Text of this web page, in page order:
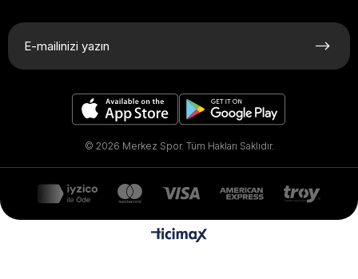
© 2026 Merkez Spor. Tüm Hakları Saklıdır.